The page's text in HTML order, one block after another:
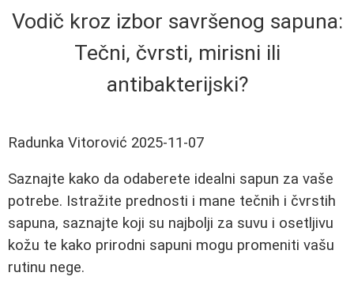
Vodič kroz izbor savršenog sapuna:
Tečni, čvrsti, mirisni ili
antibakterijski?
Radunka Vitorović 2025-11-07
Saznajte kako da odaberete idealni sapun za vaše
potrebe. Istražite prednosti i mane tečnih i čvrstih
sapuna, saznajte koji su najbolji za suvu i osetljivu
kožu te kako prirodni sapuni mogu promeniti vašu
rutinu nege.